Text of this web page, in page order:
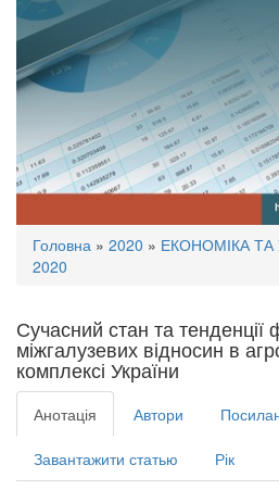
Ви
тут
Головна » 2020 » ЕКОНОМІКА
2020
Сучасний стан та
міжгалузевих відносин в
комплексі України
Анотація Автори
Завантажити статью Рік